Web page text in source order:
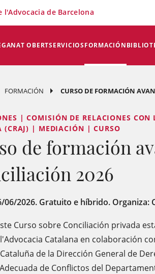
OBERTSERVICIOSFORMACIÓN
l'Advocacia de Barcelona
FORMACIÓN CURSO DE FORMACIÓN
| COMISIÓN DE RELACIONES
(CRAJ) | MEDIACIÓN | CURSO
de formación
2026
06/2026. Gratuito e híbrido. Organiza:
ste Curso sobre Conciliación privada
l'Advocacia Catalana en colaboración
Cataluña de la Dirección General de
de Conflictos del